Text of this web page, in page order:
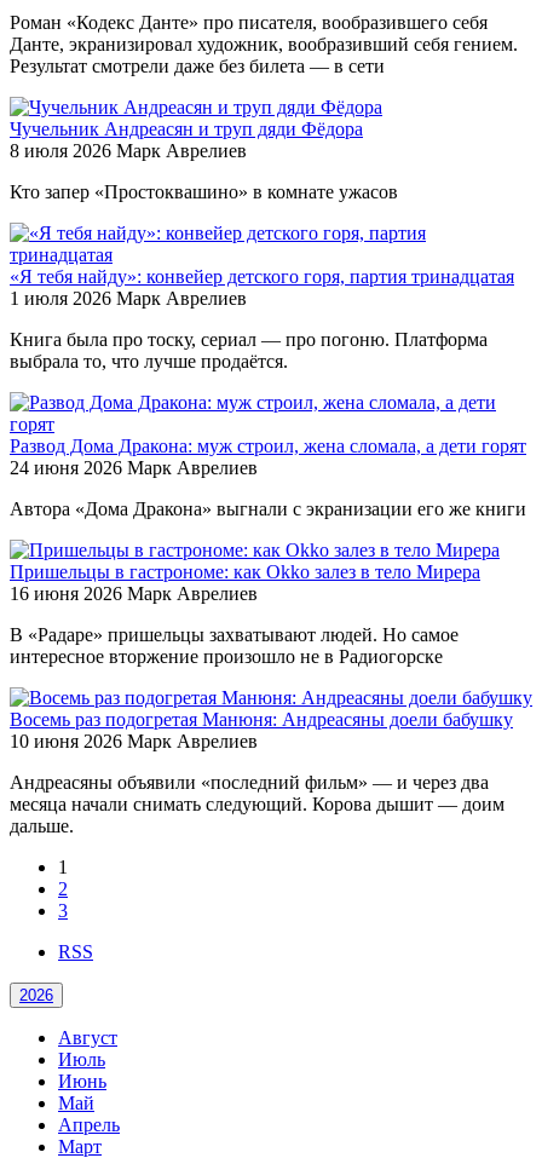
Роман «Кодекс Данте» про писателя, вообразившего себя
Данте, экранизировал художник, вообразивший себя гением.
Результат смотрели даже без билета — в сети
Чучельник Андреасян и труп дяди Фёдора
8 июля 2026 Марк Аврелиев
Кто запер «Простоквашино» в комнате ужасов
«Я тебя найду»: конвейер детского горя, партия тринадцатая
1 июля 2026 Марк Аврелиев
Книга была про тоску, сериал — про погоню. Платформа
выбрала то, что лучше продаётся.
Развод Дома Дракона: муж строил, жена сломала, а дети горят
24 июня 2026 Марк Аврелиев
Автора «Дома Дракона» выгнали с экранизации его же книги
Пришельцы в гастрономе: как Okko залез в тело Мирера
16 июня 2026 Марк Аврелиев
В «Радаре» пришельцы захватывают людей. Но самое
интересное вторжение произошло не в Радиогорске
Восемь раз подогретая Манюня: Андреасяны доели бабушку
10 июня 2026 Марк Аврелиев
Андреасяны объявили «последний фильм» — и через два
месяца начали снимать следующий. Корова дышит — доим
дальше.
1
2
3
RSS
2026
Август
Июль
Июнь
Май
Апрель
Март